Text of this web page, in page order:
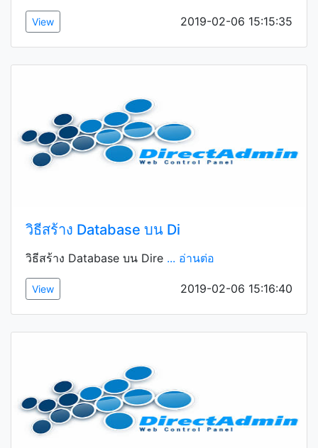
View 2019-02-06 15:15:35
วิธีสร้าง Database บน Di
วิธีสร้าง Database บน Dire ... อ่านต่อ
View 2019-02-06 15:16:40